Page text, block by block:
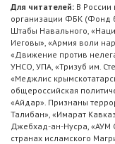
Для читателей: В России
организации ФБК (Фонд
Штабы Навального,
Иеговы», «Армия воли
«Движение против
УНСО, УПА, «Тризуб им.
«Меджлис
общероссийская
«Айдар». Признаны
Талибан», «Имарат
Джебхад-ан-Нусра, «АУМ
странах исламского